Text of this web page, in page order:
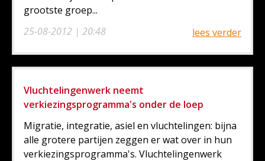
25-08-2012 | 20:48
grootste groep...
lees verder
Vluchtelingenwerk neemt
verkiezingsprogramma's onder de loep
Migratie, integratie, asiel en vluchtelingen: bijna
alle grotere partijen zeggen er wat over in hun
verkiezingsprogramma's. Vluchtelingenwerk